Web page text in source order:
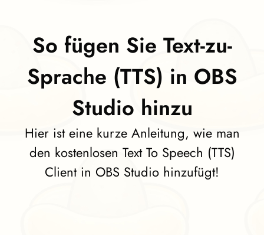
So fügen Sie Text-zu-
Sprache (TTS) in OBS
Studio hinzu
Hier ist eine kurze Anleitung, wie man
den kostenlosen Text To Speech (TTS)
Client in OBS Studio hinzufügt!